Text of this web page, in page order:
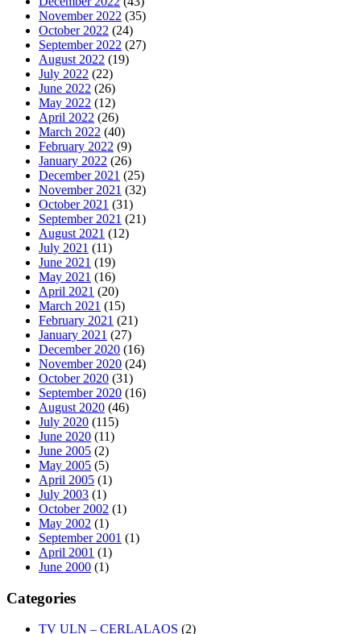
November 2022 (35)
October 2022 (24)
September 2022 (27)
August 2022 (19)
July 2022 (22)
June 2022 (26)
May 2022 (12)
April 2022 (26)
March 2022 (40)
February 2022 (9)
January 2022 (26)
December 2021 (25)
November 2021 (32)
October 2021 (31)
September 2021 (21)
August 2021 (12)
July 2021 (11)
June 2021 (19)
May 2021 (16)
April 2021 (20)
March 2021 (15)
February 2021 (21)
January 2021 (27)
December 2020 (16)
November 2020 (24)
October 2020 (31)
September 2020 (16)
August 2020 (46)
July 2020 (115)
June 2020 (11)
June 2005 (2)
May 2005 (5)
April 2005 (1)
July 2003 (1)
October 2002 (1)
May 2002 (1)
September 2001 (1)
April 2001 (1)
June 2000 (1)
Categories
TV ULN – CERLALAOS (2)